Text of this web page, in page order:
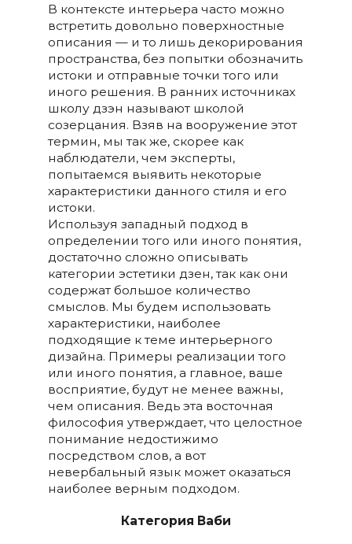
В контексте интерьера часто можно
встретить довольно поверхностные
описания — и то лишь декорирования
пространства, без попытки обозначить
истоки и отправные точки того или
иного решения. В ранних источниках
школу дзэн называют школой
созерцания. Взяв на вооружение этот
термин, мы так же, скорее как
наблюдатели, чем эксперты,
попытаемся выявить некоторые
характеристики данного стиля и его
истоки.
Используя западный подход в
определении того или иного понятия,
достаточно сложно описывать
категории эстетики дзен, так как они
содержат большое количество
смыслов. Мы будем использовать
характеристики, наиболее
подходящие к теме интерьерного
дизайна. Примеры реализации того
или иного понятия, а главное, ваше
восприятие, будут не менее важны,
чем описания. Ведь эта восточная
философия утверждает, что целостное
понимание недостижимо
посредством слов, а вот
невербальный язык может оказаться
наиболее верным подходом.
Категория Ваби